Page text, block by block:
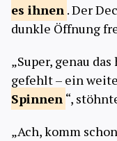
es ihnen . Der
dunkle Öffnung
„Super, genau
gefehlt – ein
Spinnen “,
„Ach, komm